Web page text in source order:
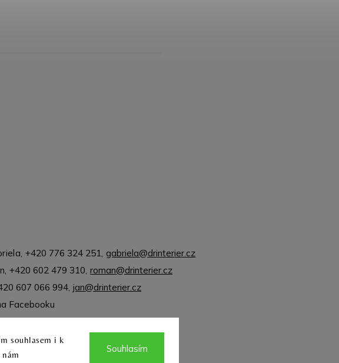
souhlasem i k
Souhlasím
+420 776 324 251, gabriela@drinterier.cz
+420 602 479 310, roman@drinterier.cz
607 066 994,jan@drinterier.cz
Facebooku